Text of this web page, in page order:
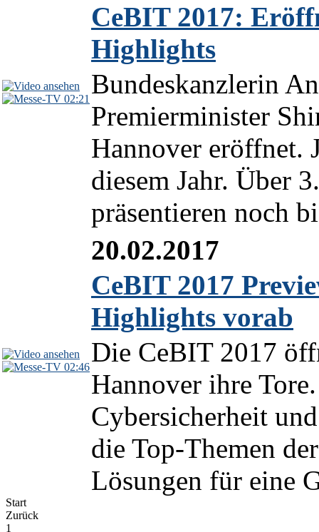
02:21
CeBIT 2017:
Highlights
Bundeskanzlerin
Premierminister
Hannover eröffnet.
diesem Jahr. Über
präsentieren noch
02:46
20.02.2017
CeBIT 2017
Highlights vorab
Die CeBIT 2017
Hannover ihre
Cybersicherheit
die Top-Themen
Lösungen für eine
Start
Zurück
1